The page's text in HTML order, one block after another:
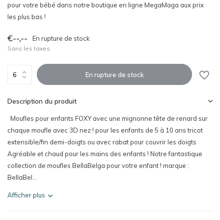
pour votre bébé dans notre boutique en ligne MegaMaga aux prix
les plus bas !
€--,-- En rupture de stock
Sans les taxes
En rupture de stock
Description du produit
Moufles pour enfants FOXY avec une mignonne tête de renard sur
chaque moufle avec 3D nez ! pour les enfants de 5 à 10 ans tricot
extensible/fin demi-doigts ou avec rabat pour couvrir les doigts
Agréable et chaud pour les mains des enfants ! Notre fantastique
collection de moufles BellaBelga pour votre enfant ! marque :
BellaBel...
Afficher plus